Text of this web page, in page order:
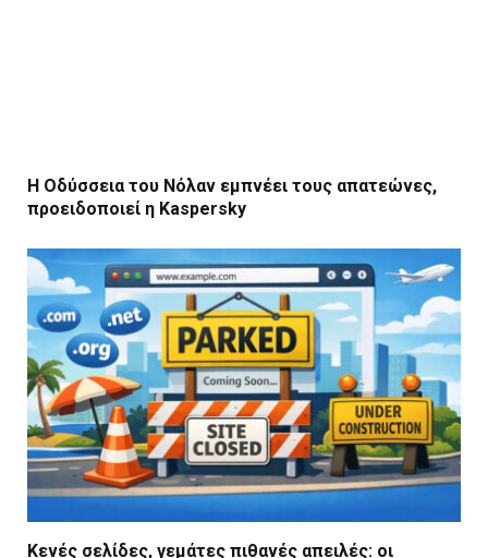
Η Οδύσσεια του Νόλαν εμπνέει τους απατεώνες,
προειδοποιεί η Kaspersky
Κενές σελίδες, γεμάτες πιθανές απειλές: οι